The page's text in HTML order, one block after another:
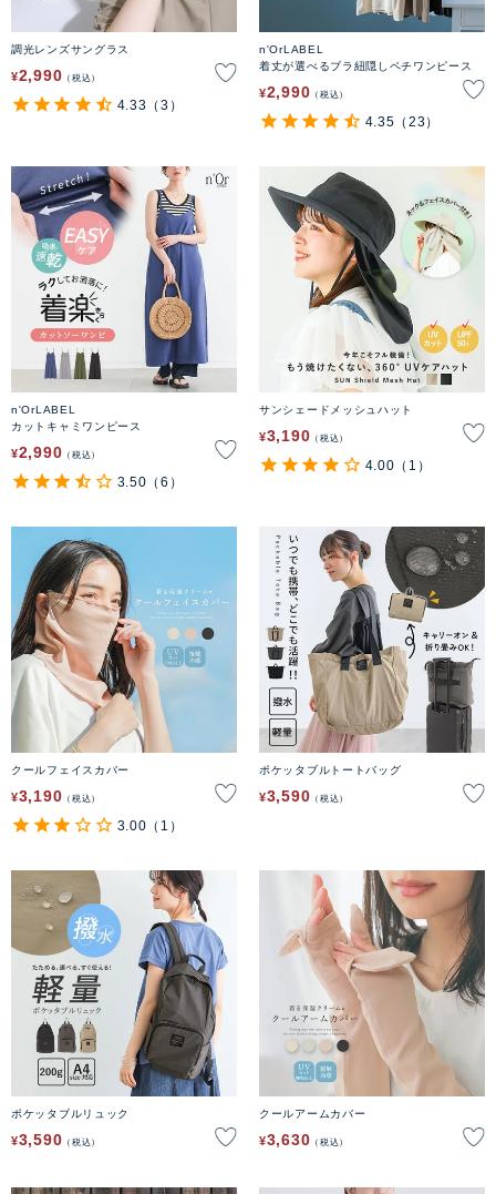
調光レンズサングラス
¥2,990 税込
4.33 （3）
n'OrLABEL
着丈が選べるブラ紐隠しペチワンピース
¥2,990 税込
4.35 （23）
n'OrLABEL
カットキャミワンピース
¥2,990 税込
3.50 （6）
サンシェードメッシュハット
¥3,190 税込
4.00 （1）
クールフェイスカバー
¥3,190 税込
3.00 （1）
ポケッタブルトートバッグ
¥3,590 税込
ポケッタブルリュック
¥3,590 税込
クールアームカバー
¥3,630 税込